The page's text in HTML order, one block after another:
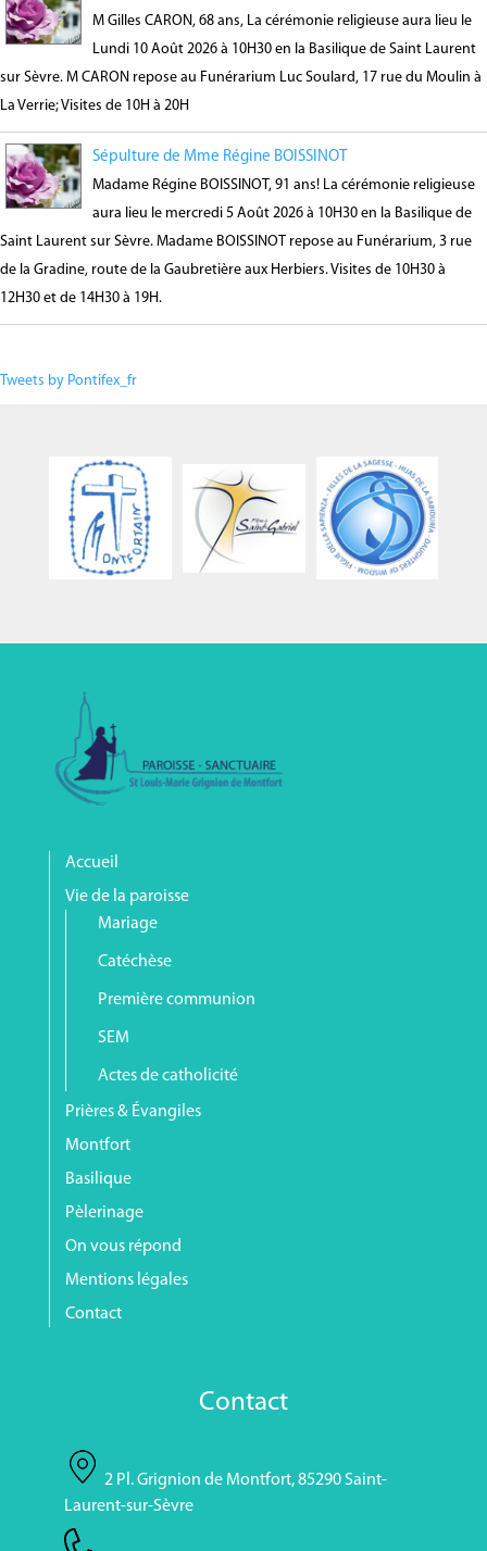
M Gilles CARON, 68 ans, La cérémonie religieuse aura lieu le
Lundi 10 Août 2026 à 10H30 en la Basilique de Saint Laurent
sur Sèvre. M CARON repose au Funérarium Luc Soulard, 17 rue du Moulin à
La Verrie; Visites de 10H à 20H
Sépulture de Mme Régine BOISSINOT
Madame Régine BOISSINOT, 91 ans! La cérémonie religieuse
aura lieu le mercredi 5 Août 2026 à 10H30 en la Basilique de
Saint Laurent sur Sèvre. Madame BOISSINOT repose au Funérarium, 3 rue
de la Gradine, route de la Gaubretière aux Herbiers. Visites de 10H30 à
12H30 et de 14H30 à 19H.
Tweets by Pontifex_fr
Accueil
Vie de la paroisse
Mariage
Catéchèse
Première communion
SEM
Actes de catholicité
Prières & Évangiles
Montfort
Basilique
Pèlerinage
On vous répond
Mentions légales
Contact
Contact
2 Pl. Grignion de Montfort, 85290 Saint-
Laurent-sur-Sèvre